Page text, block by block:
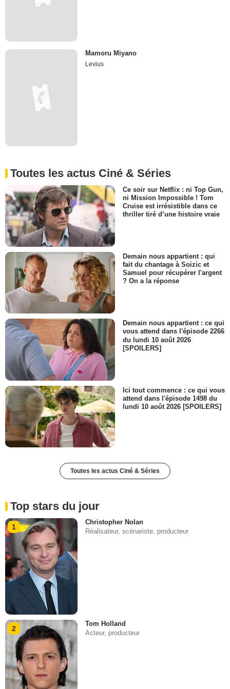
Mamoru Miyano
Levius
Toutes les actus Ciné & Séries
Ce soir sur Netflix : ni Top Gun,
ni Mission Impossible ! Tom
Cruise est irrésistible dans ce
thriller tiré d’une histoire vraie
Demain nous appartient : qui
fait du chantage à Soizic et
Samuel pour récupérer l'argent
? On a la réponse
Demain nous appartient : ce qui
vous attend dans l'épisode 2266
du lundi 10 août 2026
[SPOILERS]
Ici tout commence : ce qui vous
attend dans l'épisode 1498 du
lundi 10 août 2026 [SPOILERS]
Toutes les actus Ciné & Séries
Top stars du jour
1
Christopher Nolan
Réalisateur, scénariste, producteur
2
Tom Holland
Acteur, producteur